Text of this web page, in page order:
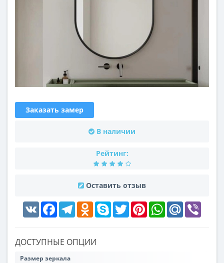
Заказать замер
В наличии
Рейтинг:
Оставить отзыв
VK FacebookTelegramOdnoklassniki
Skype Twitter PinterestWhatsAppMail.Ru
ДОСТУПНЫЕ ОПЦИИ
Размер зеркала